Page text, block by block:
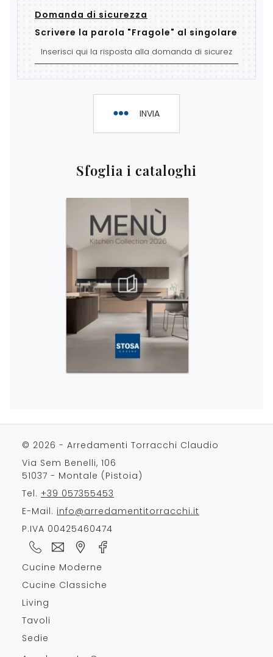
Sfoglia i cataloghi
Domanda di sicurezza
Scrivere la parola "Fragole" al singolare
INVIA
© 2026 - Arredamenti Torracchi Claudio
Via Sem Benelli, 106
51037 - Montale (Pistoia)
Tel. +39 057355453
E-Mail. info@arredamentitorracchi.it
P.IVA 00425460474
Cucine Moderne
Cucine Classiche
Living
Tavoli
Sedie